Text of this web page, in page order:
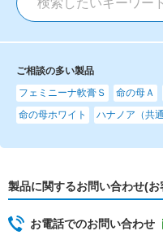
ご相談の多い製品
フェミニーナ軟膏Ｓ
命の母Ａ
命の母ホワイト
ハナノア（共通
製品に関するお問い合わせ(お
お電話でのお問い合わせ